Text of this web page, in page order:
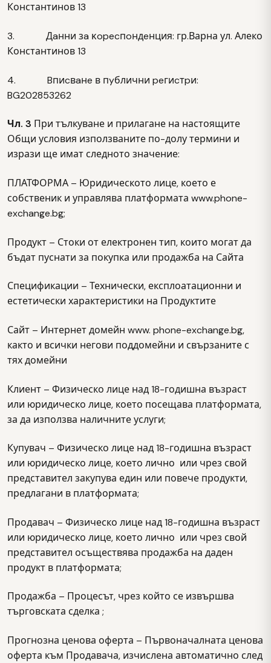
Константинов 13
3. Дaнни зa ĸopecпoндeнция: гр.Варна ул. Алеко
Константинов 13
4. Bпиcвaнe в пyблични peгиcтpи:
BG202853262
Чл. 3 При тълкуване и прилагане на настоящите
Общи условия използваните по-долу термини и
изрази ще имат следното значение:
ПЛАТФОРМА – Юридическото лице, което е
собственик и управлява платформата www.phone-
exchange.bg;
Продукт – Стоки от електронен тип, които могат да
бъдат пуснати за покупка или продажба на Сайта
Спецификации – Технически, експлоатационни и
естетически характеристики на Продуктите
Сайт – Интернет домейн www. phone-exchange.bg,
както и всички негови поддомейни и свързаните с
тях домейни
Клиент – Физическо лице над 18-годишна възраст
или юридическо лице, което посещава платформата,
за да използва наличните услуги;
Купувач – Физическо лице над 18-годишна възраст
или юридическо лице, което лично или чрез свой
представител закупува един или повече продукти,
предлагани в платформата;
Продавач – Физическо лице над 18-годишна възраст
или юридическо лице, което лично или чрез свой
представител осъществява продажба на даден
продукт в платформата;
Продажба – Процесът, чрез който се извършва
търговската сделка ;
Прогнозна ценова оферта – Първоначалната ценова
оферта към Продавача, изчислена автоматично след